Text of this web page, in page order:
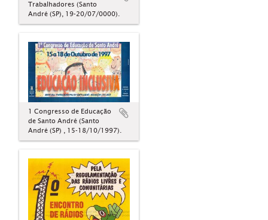
Trabalhadores (Santo
André (SP), 19-20/07/0000).
1 Congresso de Educação
de Santo André (Santo
André (SP) , 15-18/10/1997).